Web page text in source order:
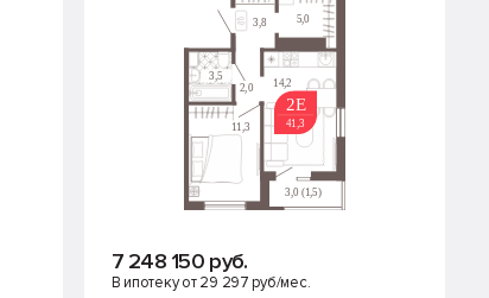
7 248 150 руб.
В ипотеку от 29 297 руб/мес.